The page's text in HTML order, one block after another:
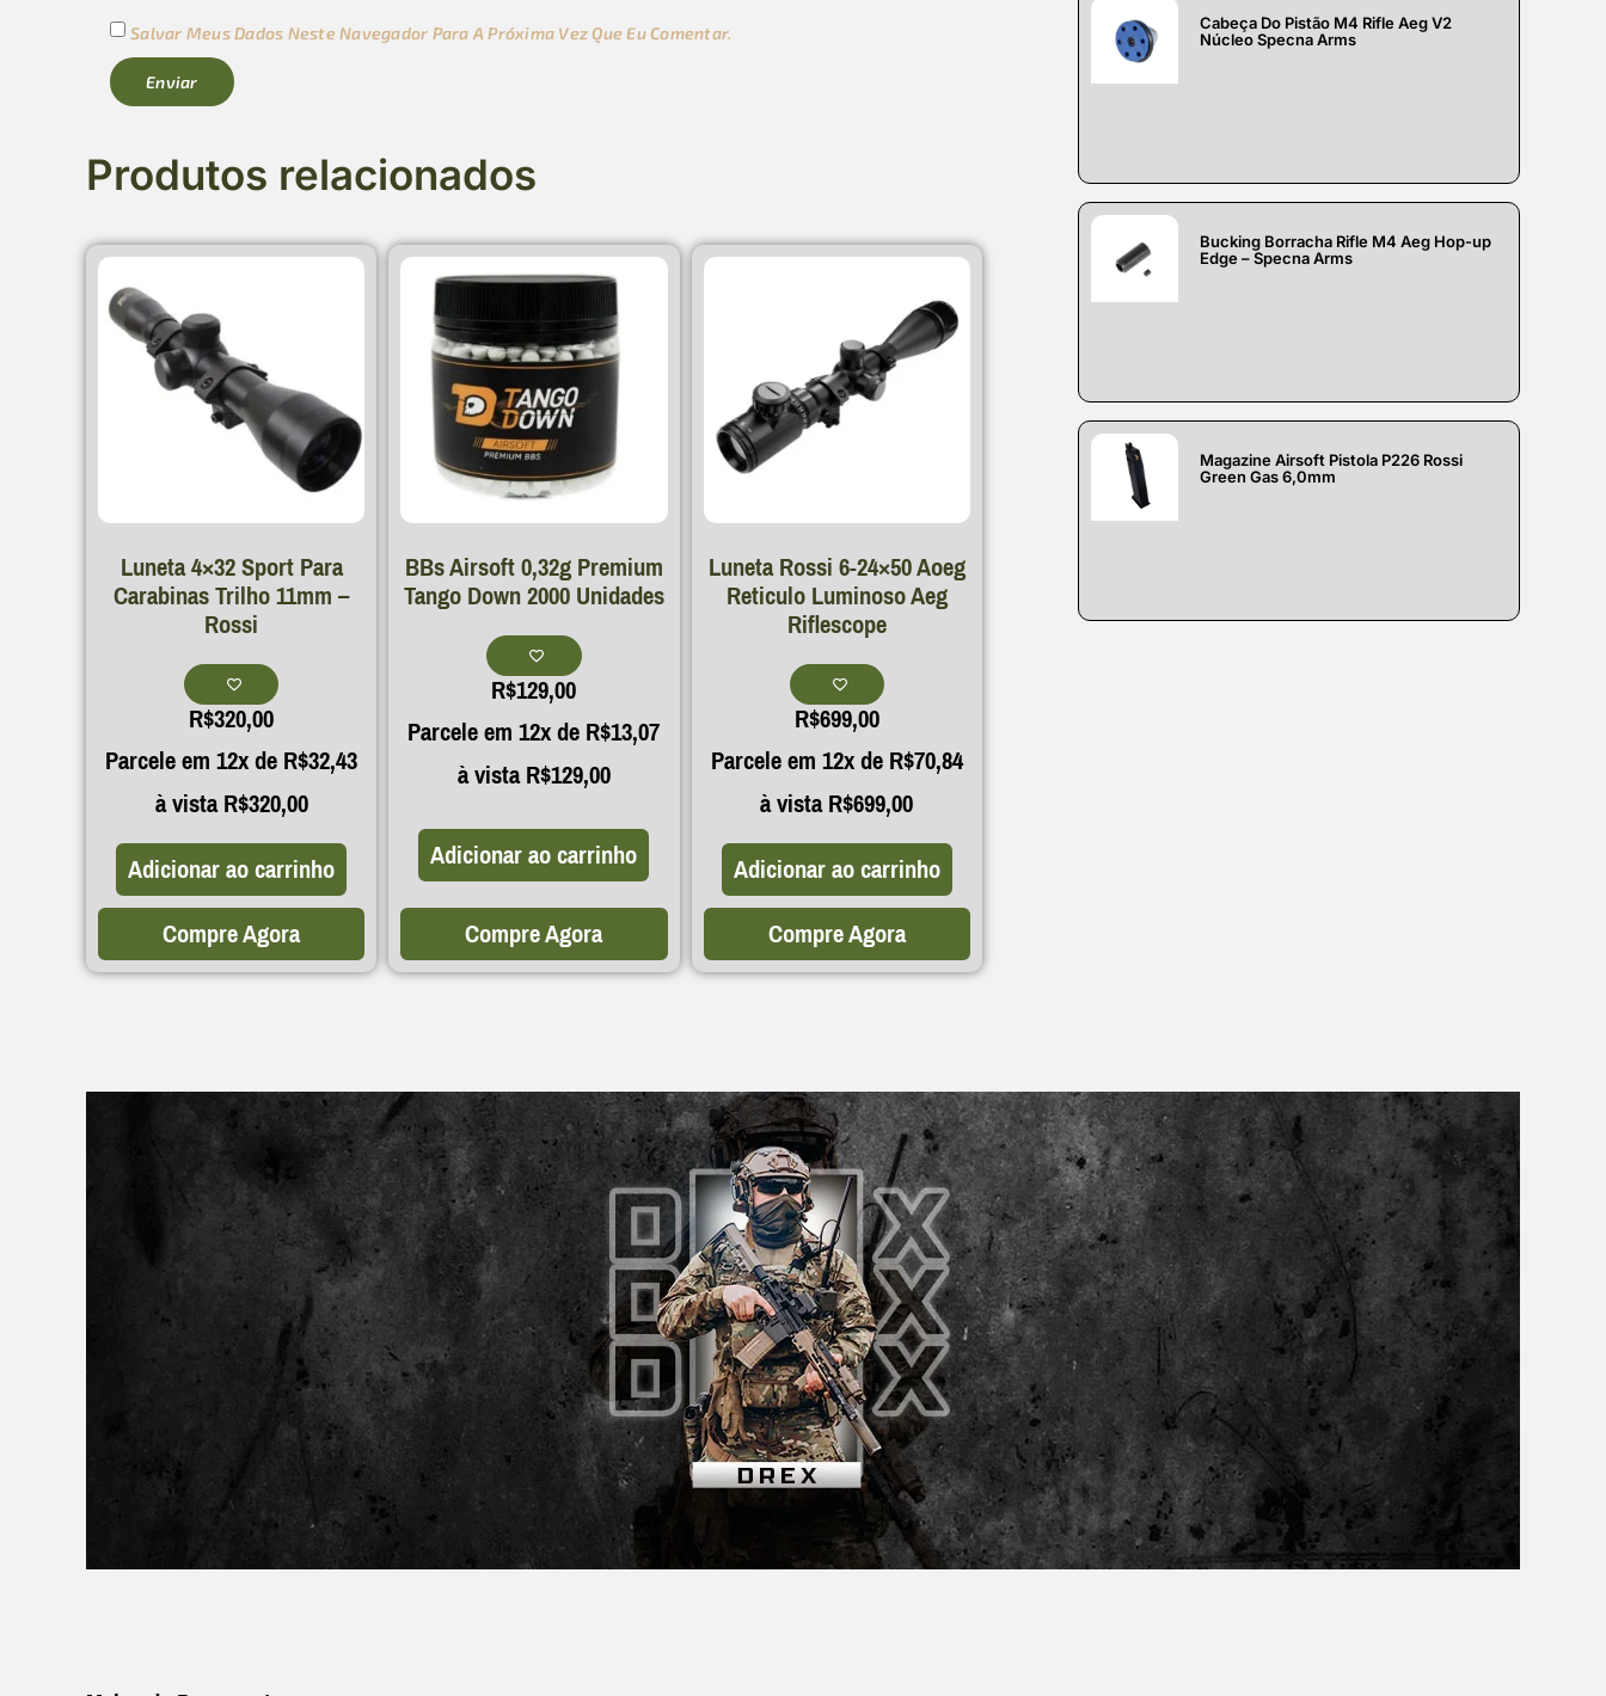
Salvar Meus Dados Neste Navegador Para A Próxima Vez Que Eu Comentar.
Produtos relacionados
Luneta 4×32 Sport Para
Carabinas Trilho 11mm –
Rossi
R$320,00
Parcele em 12x deR$32,43
à vistaR$320,00
Adicionar ao carrinho
Compre Agora
BBs Airsoft 0,32g Premium
Tango Down 2000 Unidades
R$129,00
Parcele em 12x deR$13,07
à vistaR$129,00
Adicionar ao carrinho
Compre Agora
Luneta Rossi 6-24×50 Aoeg
Reticulo Luminoso Aeg
Riflescope
R$699,00
Parcele em 12x deR$70,84
à vistaR$699,00
Adicionar ao carrinho
Compre Agora
Cabeça Do Pistão M4 Rifle Aeg V2
Núcleo Specna Arms
Bucking Borracha Rifle M4 Aeg Hop-up
Edge – Specna Arms
Magazine Airsoft Pistola P226 Rossi
Green Gas 6,0mm